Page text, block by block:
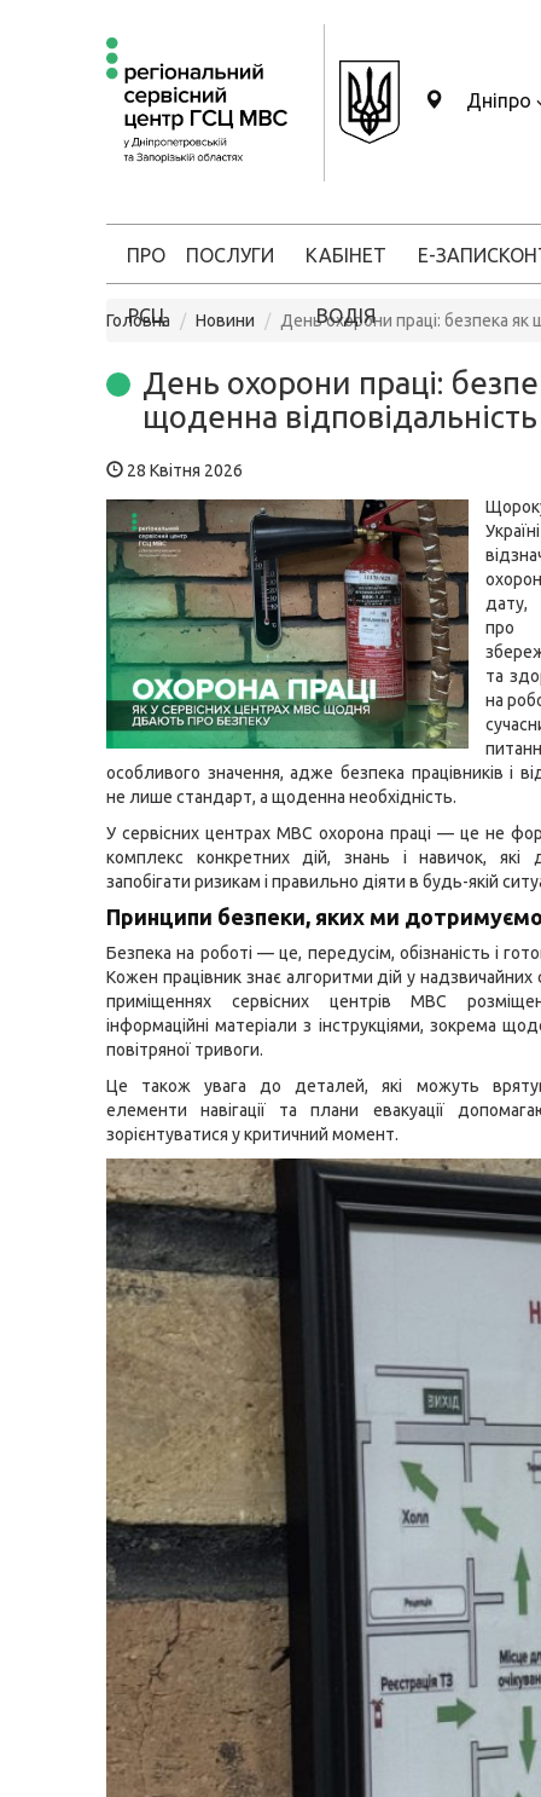
Дніпро
ПРО
РСЦ
ПОСЛУГИ КАБІНЕТ
ВОДІЯ
Е-ЗАПИС
Головна Новини День охорони праці: безпека як
День охорони праці:
щоденна відповідальність
28 Квітня 2026
дату,
про
та
на
особливого значення, адже безпека працівників і
не лише стандарт, а щоденна необхідність.
У сервісних центрах МВС охорона праці — це не
комплекс конкретних дій, знань і навичок, які
запобігати ризикам і правильно діяти в будь-якій
Принципи безпеки, яких ми
Безпека на роботі — це, передусім, обізнаність і
Кожен працівник знає алгоритми дій у надзвичайних
приміщеннях сервісних центрів МВС
інформаційні матеріали з інструкціями, зокрема
повітряної тривоги.
Це також увага до деталей, які можуть
елементи навігації та плани евакуації
зорієнтуватися у критичний момент.